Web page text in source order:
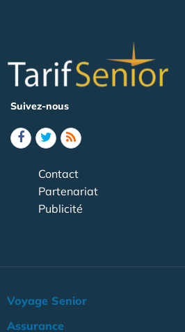
Suivez-nous
Contact
Partenariat
Publicité
Voyage Senior
Assurance